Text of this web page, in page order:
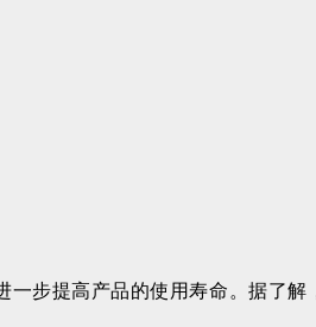
步提高产品的使用寿命。据了